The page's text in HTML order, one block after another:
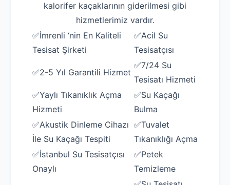
kalorifer kaçaklarının giderilmesi gibi
hizmetlerimiz vardır.
✅İmrenli ‘nin En Kaliteli
Tesisat Şirketi
✅Acil Su
Tesisatçısı
✅2-5 Yıl Garantili Hizmet
✅7/24 Su
Tesisatı Hizmeti
✅Yaylı Tıkanıklık Açma
Hizmeti
✅Su Kaçağı
Bulma
✅Akustik Dinleme Cihazı
İle Su Kaçağı Tespiti
✅Tuvalet
Tıkanıklığı Açma
✅İstanbul Su Tesisatçısı
Onaylı
✅Petek
Temizleme